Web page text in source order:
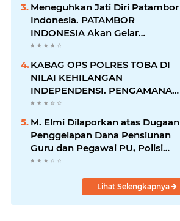
Meneguhkan Jati Diri Patambor
Indonesia. PATAMBOR
INDONESIA Akan Gelar
RAKERNAS II Di Jakarta.
KABAG OPS POLRES TOBA DI
NILAI KEHILANGAN
INDEPENDENSI. PENGAMANAN
PENEMBOKAN TANAH DI
M. Elmi Dilaporkan atas Dugaan
Penggelapan Dana Pensiunan
Guru dan Pegawai PU, Polisi
Pastikan Proses Hukum
Lihat Selengkapnya